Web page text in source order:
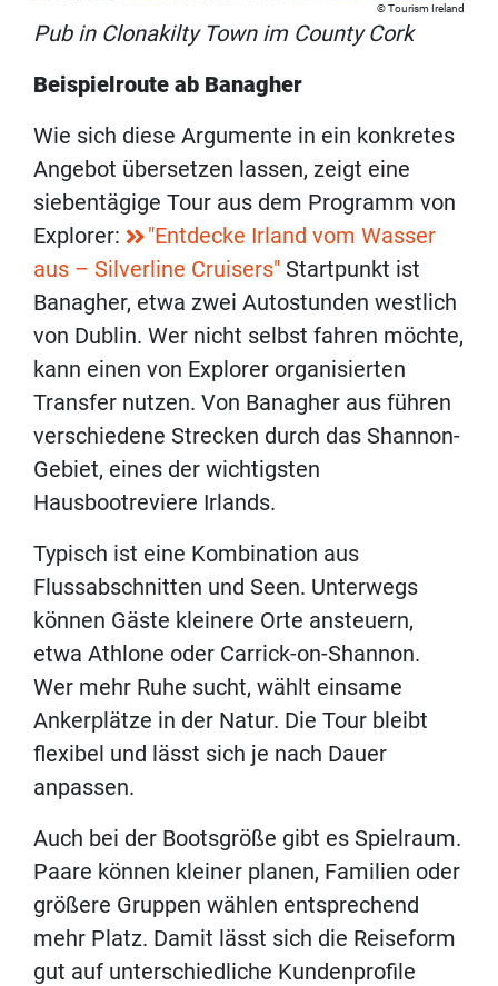
Tourism Ireland
Pub in Clonakilty Town im County Cork
Beispielroute ab Banagher
Wie sich diese Argumente in ein konkretes
Angebot übersetzen lassen, zeigt eine
siebentägige Tour aus dem Programm von
Explorer:
"Entdecke Irland vom Wasser
aus – Silverline Cruisers" Startpunkt ist
Banagher, etwa zwei Autostunden westlich
von Dublin. Wer nicht selbst fahren möchte,
kann einen von Explorer organisierten
Transfer nutzen. Von Banagher aus führen
verschiedene Strecken durch das Shannon-
Gebiet, eines der wichtigsten
Hausbootreviere Irlands.
Typisch ist eine Kombination aus
Flussabschnitten und Seen. Unterwegs
können Gäste kleinere Orte ansteuern,
etwa Athlone oder Carrick-on-Shannon.
Wer mehr Ruhe sucht, wählt einsame
Ankerplätze in der Natur. Die Tour bleibt
flexibel und lässt sich je nach Dauer
anpassen.
Auch bei der Bootsgröße gibt es Spielraum.
Paare können kleiner planen, Familien oder
größere Gruppen wählen entsprechend
mehr Platz. Damit lässt sich die Reiseform
gut auf unterschiedliche Kundenprofile